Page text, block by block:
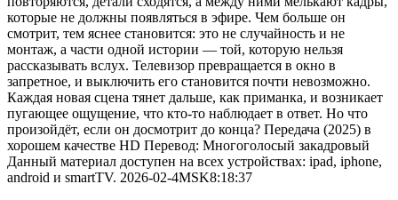
которые не должны появляться в эфире. Чем больше он
смотрит, тем яснее становится: это не случайность и не
монтаж, а части одной истории — той, которую нельзя
рассказывать вслух. Телевизор превращается в окно в
запретное, и выключить его становится почти невозможно.
Каждая новая сцена тянет дальше, как приманка, и возникает
пугающее ощущение, что кто-то наблюдает в ответ. Но что
произойдёт, если он досмотрит до конца? Передача (2025) в
хорошем качестве HD Перевод: Многоголосый закадровый
Данный материал доступен на всех устройствах: ipad, iphone,
android и smartTV. 2026-02-4MSK8:18:37